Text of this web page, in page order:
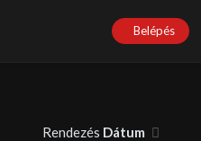
Belépés
Rendezés Dátum